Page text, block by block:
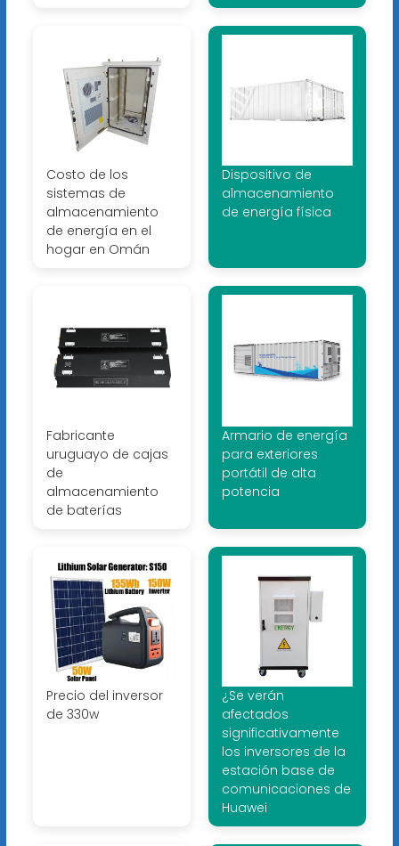
Costo de los
sistemas de
almacenamiento
de energía en el
hogar en Omán
Dispositivo de
almacenamiento
de energía física
Fabricante
uruguayo de cajas
de
almacenamiento
de baterías
Armario de energía
para exteriores
portátil de alta
potencia
Precio del inversor
de 330w
¿Se verán
afectados
significativamente
los inversores de la
estación base de
comunicaciones de
Huawei